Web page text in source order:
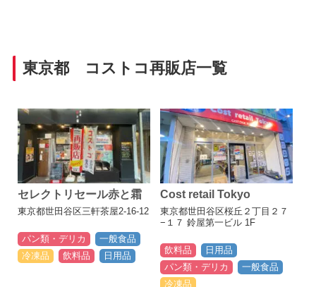
東京都 コストコ再販店一覧
セレクトリセール赤と霜
東京都世田谷区三軒茶屋2-16-12
パン類・デリカ
一般食品
冷凍品
飲料品 日用品
Cost retail Tokyo
東京都世田谷区桜丘２丁目２７
−１７ 鈴屋第一ビル 1F
飲料品
日用品
パン類・デリカ
一般食品
冷凍品